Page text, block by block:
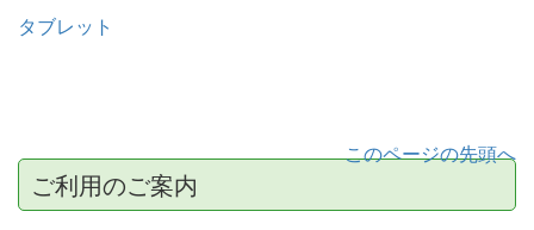
タブレット
このページの先頭へ
ご利用のご案内